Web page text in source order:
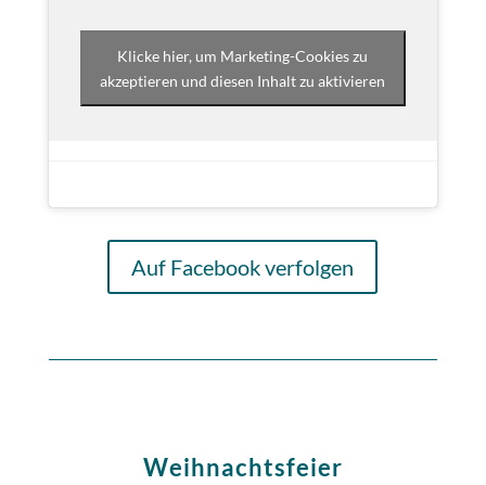
Klicke hier, um Marketing-Cookies zu
akzeptieren und diesen Inhalt zu aktivieren
Auf Facebook verfolgen
Weihnachtsfeier